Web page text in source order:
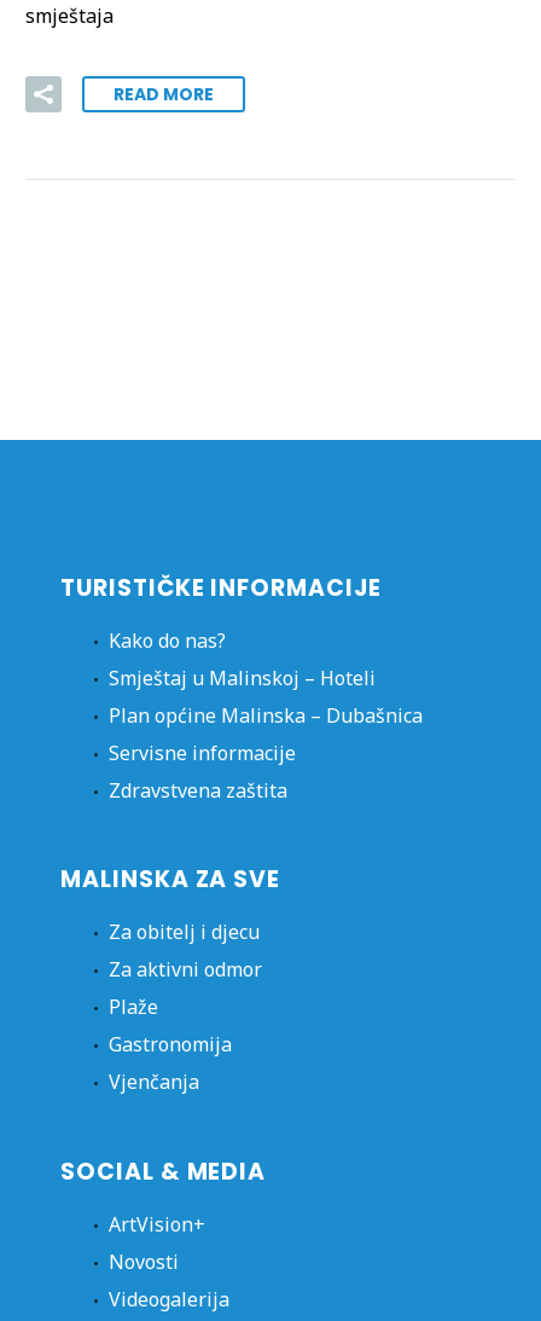
smještaja
READ MORE
TURISTIČKE INFORMACIJE
Kako do nas?
Smještaj u Malinskoj – Hoteli
Plan općine Malinska – Dubašnica
Servisne informacije
Zdravstvena zaštita
MALINSKA ZA SVE
Za obitelj i djecu
Za aktivni odmor
Plaže
Gastronomija
Vjenčanja
SOCIAL & MEDIA
ArtVision+
Novosti
Videogalerija